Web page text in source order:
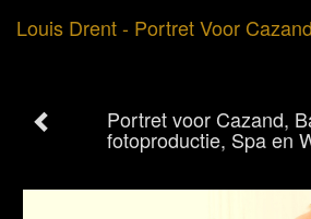
Portret voor Cazand,
fotoproductie, Spa en